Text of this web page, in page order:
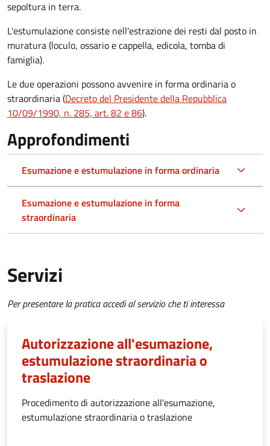
sepoltura in terra.
L'estumulazione consiste nell'estrazione dei resti dal posto in
muratura (loculo, ossario e cappella, edicola, tomba di
famiglia).
Le due operazioni possono avvenire in forma ordinaria o
straordinaria (Decreto del Presidente della Repubblica
10/09/1990, n. 285, art. 82 e 86).
Approfondimenti
Esumazione e estumulazione in forma ordinaria
Esumazione e estumulazione in forma
straordinaria
Servizi
Per presentare la pratica accedi al servizio che ti interessa
Autorizzazione all'esumazione,
estumulazione straordinaria o
traslazione
Procedimento di autorizzazione all'esumazione,
estumulazione straordinaria o traslazione